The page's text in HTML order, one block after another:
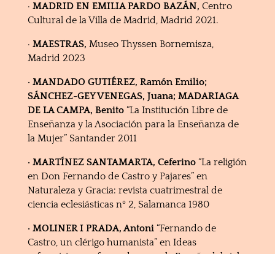
· MADRID EN EMILIA PARDO BAZÁN, Centro
Cultural de la Villa de Madrid, Madrid 2021.
· MAESTRAS, Museo Thyssen Bornemisza,
Madrid 2023
· MANDADO GUTIÉREZ, Ramón Emilio;
SÁNCHEZ-GEY VENEGAS, Juana; MADARIAGA
DE LA CAMPA, Benito “La Institución Libre de
Enseñanza y la Asociación para la Enseñanza de
la Mujer” Santander 2011
· MARTÍNEZ SANTAMARTA, Ceferino “La religión
en Don Fernando de Castro y Pajares” en
Naturaleza y Gracia: revista cuatrimestral de
ciencia eclesiásticas nº 2, Salamanca 1980
· MOLINER I PRADA, Antoni “Fernando de
Castro, un clérigo humanista” en Ideas